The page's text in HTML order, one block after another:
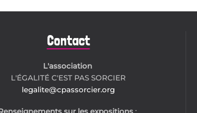
Contact
L'association
L'ÉGALITÉ C'EST PAS SORCIER
legalite@cpassorcier.org